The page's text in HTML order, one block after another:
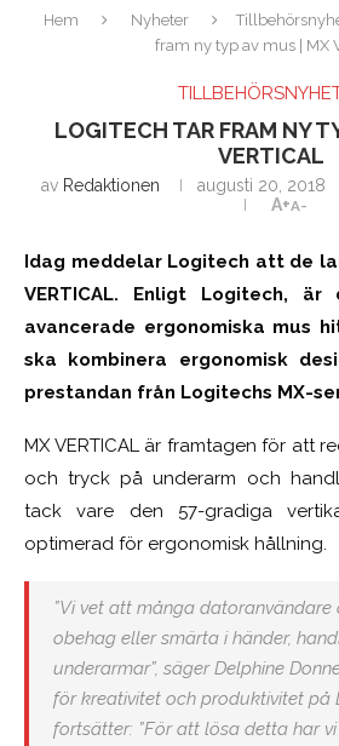
Hem Nyheter
fram ny typ av mus | MX
LOGITECH TAR FRAM NY
VERTICAL
av Redaktionen augusti 20, 2018
A+A-
Idag meddelar Logitech att de
VERTICAL. Enligt Logitech,
avancerade ergonomiska mus
ska kombinera ergonomisk
prestandan från Logitechs MX-
MX VERTICAL är framtagen för att
och tryck på underarm och
tack vare den 57-gradiga
optimerad för ergonomisk hållning.
”Vi vet att många
obehag eller smärta i händer,
underarmar”, säger Delphine
för kreativitet och produktivitet på
fortsätter: ”För att lösa detta har